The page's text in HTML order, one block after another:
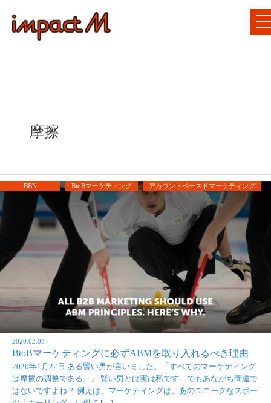
摩擦
BBN BtoBマーケティング アカウントベースドマーケティング
2020.02.03
BtoBマーケティングに必ずABMを取り入れるべき理由
2020年1月22日 ある賢い男が言いました。「すべてのマーケティング
は摩擦の調整である。」 賢い男とは実は私です。でもあながち間違で
はないですよね？ 例えば、マーケティングは、あのユニークなスポー